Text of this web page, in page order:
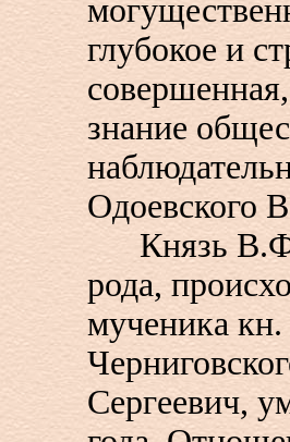
глубокое и
знание
Одоевского
Князь
рода,
мученика
Сергеевич,